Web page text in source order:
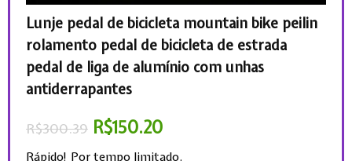
Lunje pedal de bicicleta mountain bike peilin
rolamento pedal de bicicleta de estrada
pedal de liga de alumínio com unhas
antiderrapantes
R$300.39 R$150.20
Rápido! Por tempo limitado.